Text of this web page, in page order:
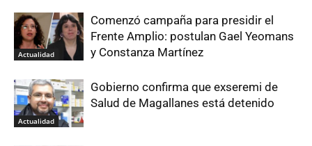
Actualidad
Comenzó campaña para presidir el
Frente Amplio: postulan Gael Yeomans
y Constanza Martínez
Actualidad
Gobierno confirma que exseremi de
Salud de Magallanes está detenido